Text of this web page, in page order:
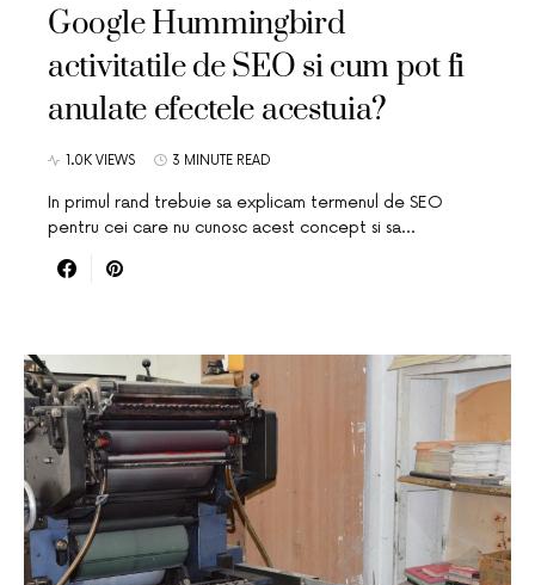
Google Hummingbird
activitatile de SEO si cum pot fi
anulate efectele acestuia?
1.0K VIEWS 3 MINUTE READ
In primul rand trebuie sa explicam termenul de SEO
pentru cei care nu cunosc acest concept si sa…